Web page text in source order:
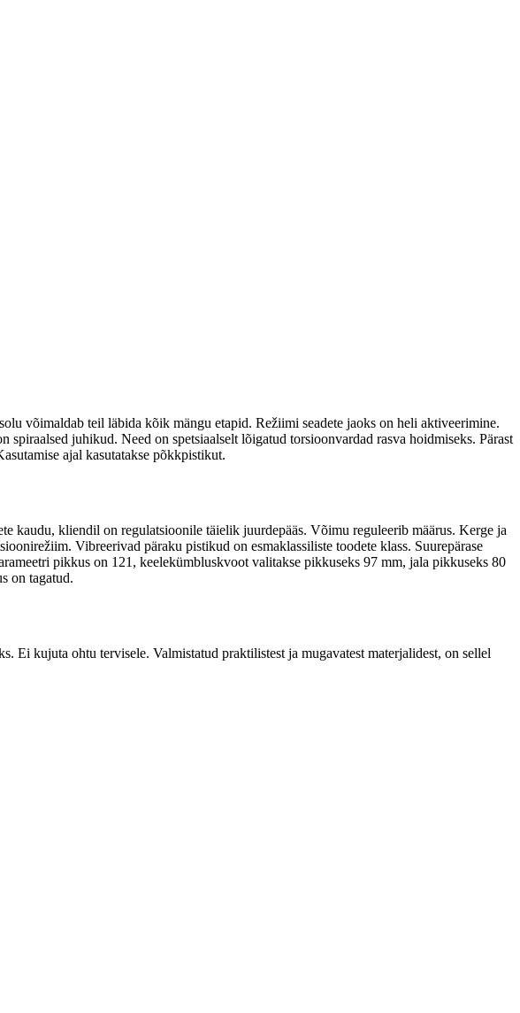
võimaldab teil läbida kõik mängu etapid. Režiimi seadete jaoks on heli aktiveerimine.
juhikud. Need on spetsiaalselt lõigatud torsioonvardad rasva hoidmiseks. Pärast
ajal kasutatakse põkkpistikut.
kaudu, kliendil on regulatsioonile täielik juurdepääs. Võimu reguleerib määrus. Kerge ja
Vibreerivad päraku pistikud on esmaklassiliste toodete klass. Suurepärase
pikkus on 121, keelekümbluskvoot valitakse pikkuseks 97 mm, jala pikkuseks 80
on tagatud.
Ei kujuta ohtu tervisele. Valmistatud praktilistest ja mugavatest materjalidest, on sellel